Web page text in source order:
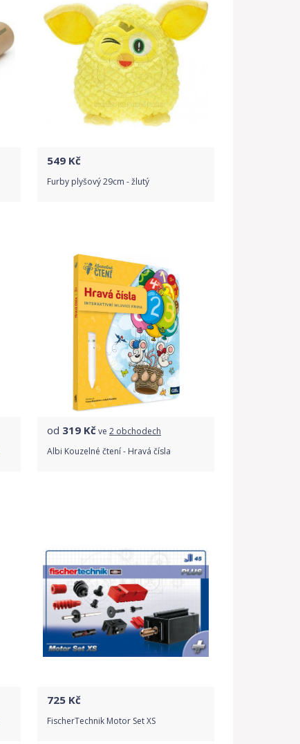
549 Kč
Furby plyšový 29cm - žlutý
Detail produktu
od 319 Kčve 2 obchodech
Albi Kouzelné čtení - Hravá čísla
725 Kč
FischerTechnik Motor Set XS